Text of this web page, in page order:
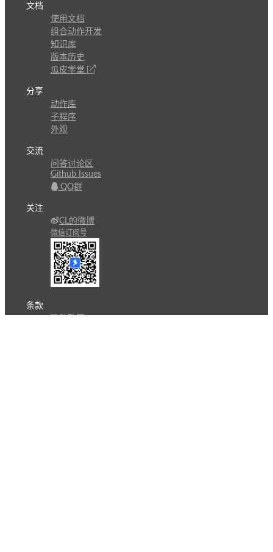
文档
使用文档
组合动作开发
知识库
版本历史
瓜皮学堂
分享
动作库
子程序
外观
交流
问答讨论区
Github Issues
QQ群
关注
CL的微博
微信订阅号
条款